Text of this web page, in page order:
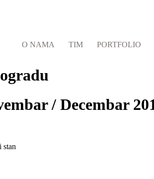
O NAMA TIM PORTFOLIO
/ Decembar
stan